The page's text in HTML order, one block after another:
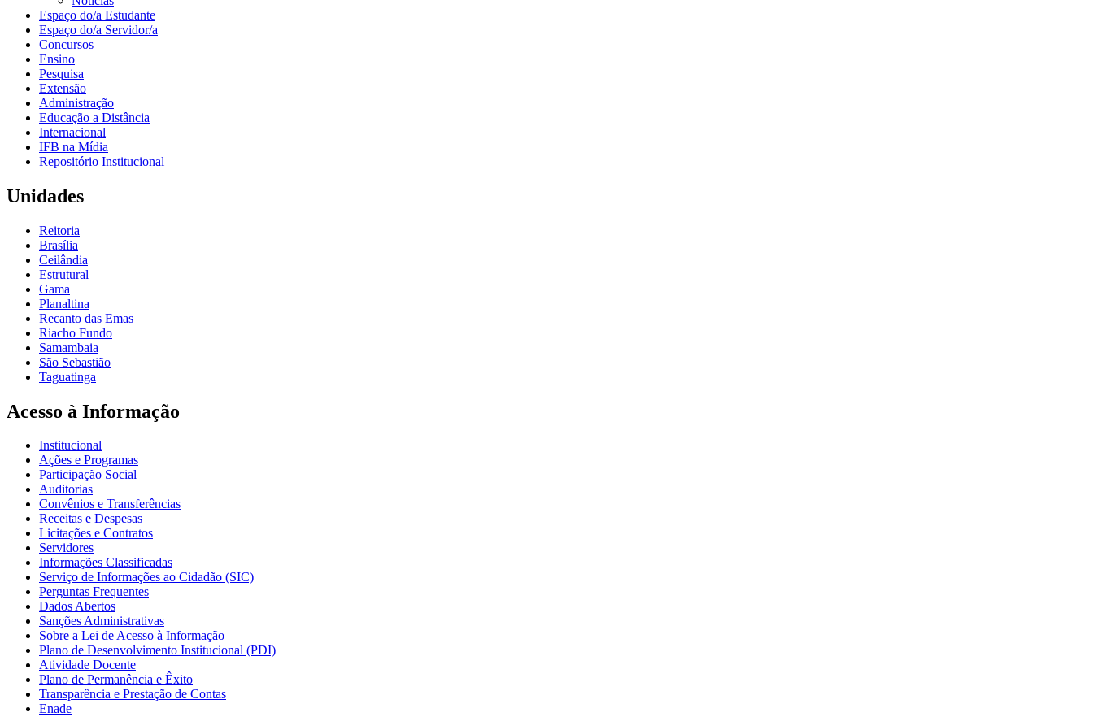
Espaço do/a Estudante
Espaço do/a Servidor/a
Concursos
Ensino
Pesquisa
Extensão
Administração
Educação a Distância
Internacional
IFB na Mídia
Repositório Institucional
Unidades
Reitoria
Brasília
Ceilândia
Estrutural
Gama
Planaltina
Recanto das Emas
Riacho Fundo
Samambaia
São Sebastião
Taguatinga
Acesso à Informação
Institucional
Ações e Programas
Participação Social
Auditorias
Convênios e Transferências
Receitas e Despesas
Licitações e Contratos
Servidores
Informações Classificadas
Serviço de Informações ao Cidadão (SIC)
Perguntas Frequentes
Dados Abertos
Sanções Administrativas
Sobre a Lei de Acesso à Informação
Plano de Desenvolvimento Institucional (PDI)
Atividade Docente
Plano de Permanência e Êxito
Transparência e Prestação de Contas
Enade